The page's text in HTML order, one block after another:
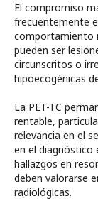
El compromiso
frecuentemente
comportamiento
pueden ser
circunscritos o
hipoecogénicas
La PET-TC
rentable,
relevancia en el
en el diagnóstico
hallazgos en
deben valorarse
radiológicas.